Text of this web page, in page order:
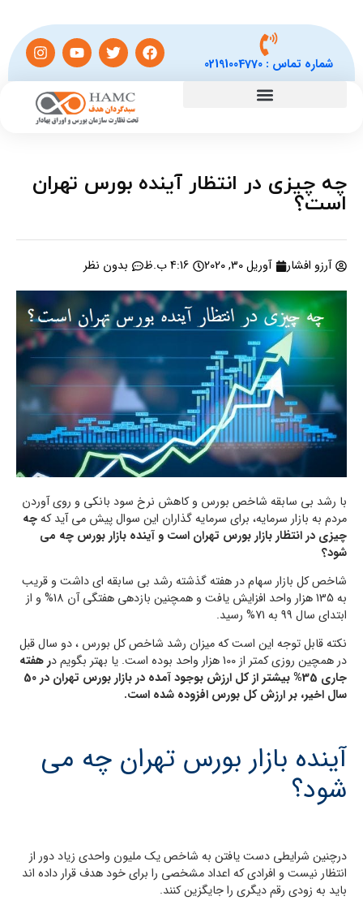
شماره تماس :02191004770
چه چیزی در انتظار آینده بورس تهران
است؟
آرزو افشار آوریل 30, 2020 4:16 ب.ظ بدون نظر
با رشد بی سابقه شاخص بورس و کاهش نرخ سود بانکی و روی آوردن
مردم به بازار سرمایه، برای سرمایه گذاران این سوال پیش می آید کهچه
چیزی در انتظار بازار بورس تهران است و آینده بازار بورس چه می
شود؟
شاخص کل بازار سهام در هفته گذشته رشد بی سابقه ای داشت و قریب
به 135 هزار واحد افزایش یافت و همچنین بازدهی هفتگی آن 18% و از
ابتدای سال 99 به 71% رسید.
نکته قابل توجه این است که میزان رشد شاخص کل بورس ، دو سال قبل
در همچین روزی کمتر از 100 هزار واحد بوده است. یا بهتر بگویم د
ر هفته
جاری 35% بیشتر از کل ارزش بوجود آمده در بازار بورس تهران در 50
سال اخیر، بر ارزش کل بورس افزوده شده است.
آینده بازار بورس تهران چه می
شود؟
درچنین شرایطی دست یافتن به شاخص یک ملیون واحدی زیاد دور از
انتظار نیست و افرادی که اعداد مشخصی را برای خود هدف قرار داده اند
باید به زودی رقم دیگری را جایگزین کنند.